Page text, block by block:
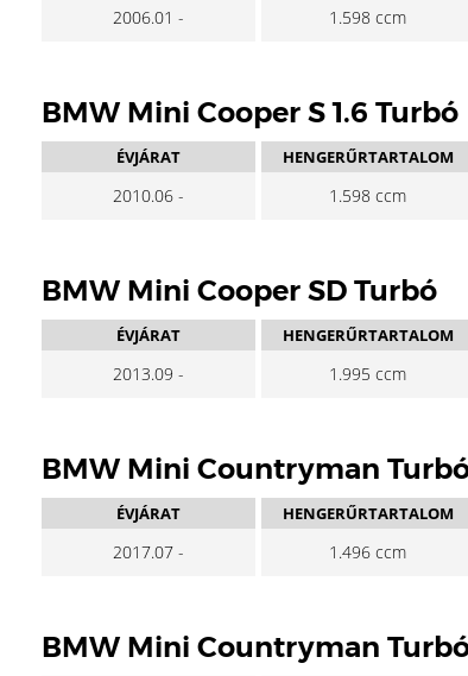
2006.01 - 1.598 ccm
BMW Mini Cooper S 1.6 Turbó
ÉVJÁRAT
2010.06 -
HENGERŰRTARTALOM
1.598 ccm
BMW Mini Cooper SD Turbó
ÉVJÁRAT
2013.09 -
HENGERŰRTARTALOM
1.995 ccm
BMW Mini Countryman
ÉVJÁRAT
2017.07 -
HENGERŰRTARTALOM
1.496 ccm
BMW Mini Countryman